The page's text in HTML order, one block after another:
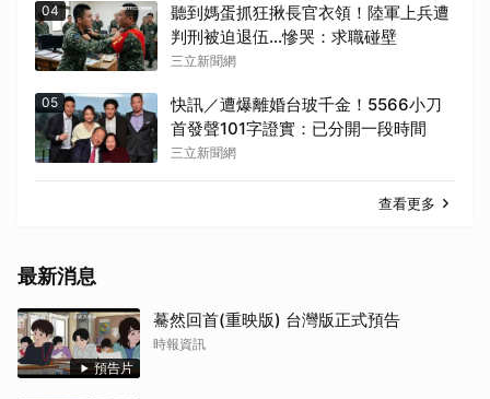
04
聽到媽蛋抓狂揪長官衣領！陸軍上兵遭
判刑被迫退伍…慘哭：求職碰壁
三立新聞網
05
快訊／遭爆離婚台玻千金！5566小刀
首發聲101字證實：已分開一段時間
三立新聞網
查看更多
最新消息
預告片
驀然回首(重映版) 台灣版正式預告
時報資訊